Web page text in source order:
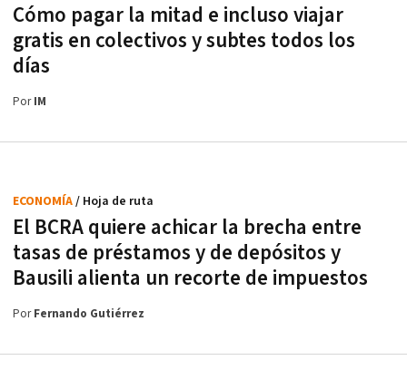
Cómo pagar la mitad e incluso viajar
gratis en colectivos y subtes todos los
días
PorIM
El BCRA quiere achicar la brecha entre
tasas de préstamos y de depósitos y
Bausili alienta un recorte de impuestos
ECONOMÍA/ Hoja de ruta
PorFernando Gutiérrez